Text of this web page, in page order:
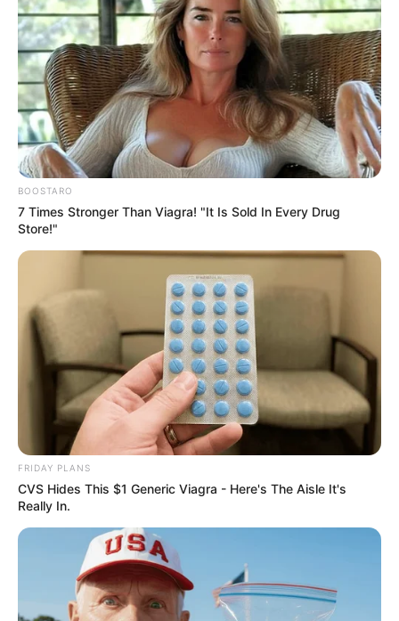
Lundi 19 MAI 2025 à SAINT-CLOUD dans la Réunion
n°1 QUINTÉ PRIX MAGIC NIGHT – Plat – 2100
mètres.
BOOSTARO
7 Times Stronger Than Viagra! "It Is Sold In Every Drug
Store!"
FRIDAY PLANS
CVS Hides This $1 Generic Viagra - Here's The Aisle It's
Really In.